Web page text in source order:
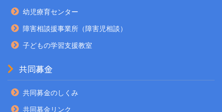
幼児療育センター
障害相談援事業所（障害児相談）
子どもの学習支援教室
共同募金
共同募金のしくみ
共同募金リンク